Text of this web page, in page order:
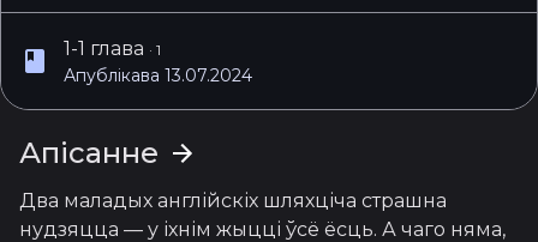
1-1 глава · 1
Апублікава 13.07.2024
Апісанне
Два маладых англійскіх шляхціча страшна
нудзяцца — у іхнім жыцці ўсё ёсць. А чаго няма,